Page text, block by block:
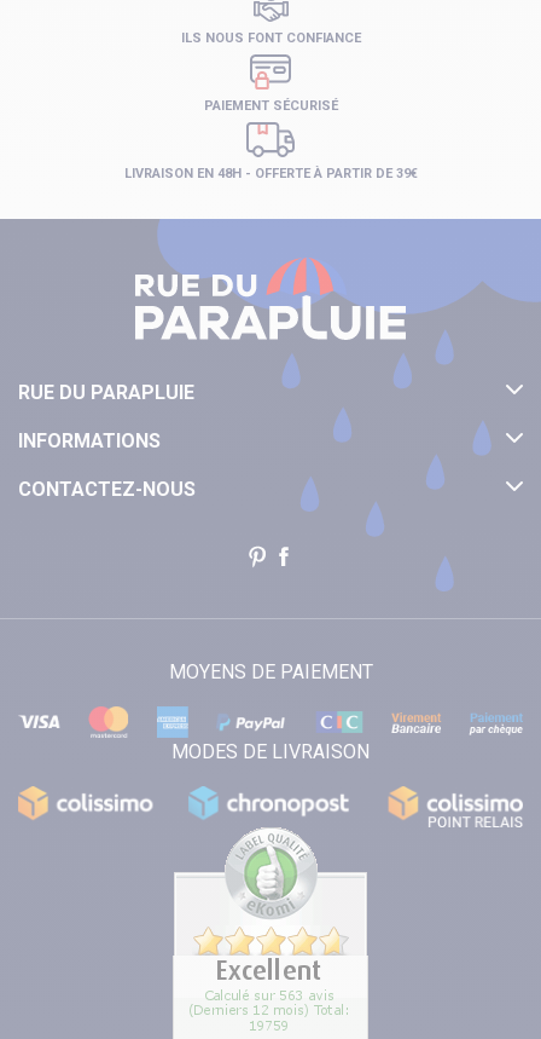
LIVRAISON EN 48H - OFFERTE À PARTIR DE 39€
PAIEMENT SÉCURISÉ
ILS NOUS FONT CONFIANCE
RUE DU PARAPLUIE
INFORMATIONS
CONTACTEZ-NOUS
MOYENS DE PAIEMENT
MODES DE LIVRAISON